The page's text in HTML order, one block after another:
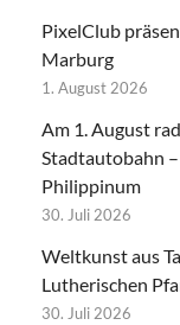
PixelClub
Marburg
1. August 2026
Am 1. August
Stadtautobahn
Philippinum
30. Juli 2026
Weltkunst aus
Lutherischen
30. Juli 2026